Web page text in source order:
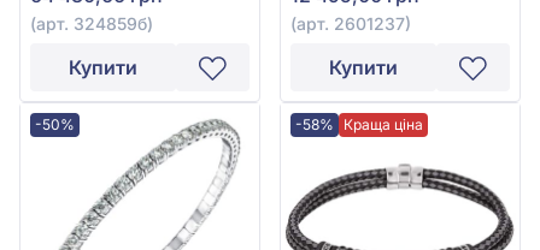
(арт. 324859б)
Купити
(арт. 2601237)
Купити
-50% -58% Краща ціна